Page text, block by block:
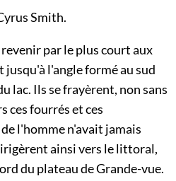
Smith.
par le plus court aux
l'angle formé au sud
lac. Ils se frayèrent, non sans
ces fourrés et ces
l'homme n'avait jamais
ainsi vers le littoral,
du plateau de Grande-vue.